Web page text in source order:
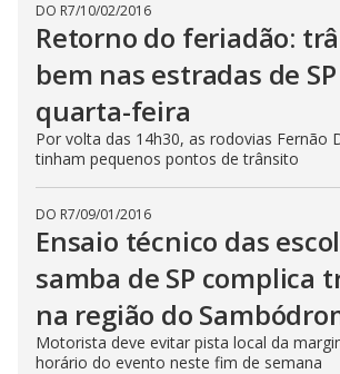
DO R7/10/02/2016
Retorno do feriadão:
bem nas estradas de
quarta-feira
Por volta das 14h30, as rodovias Fernão
tinham pequenos pontos de trânsito
DO R7/09/01/2016
Ensaio técnico das
samba de SP complica
na região do
Motorista deve evitar pista local da
horário do evento neste fim de semana